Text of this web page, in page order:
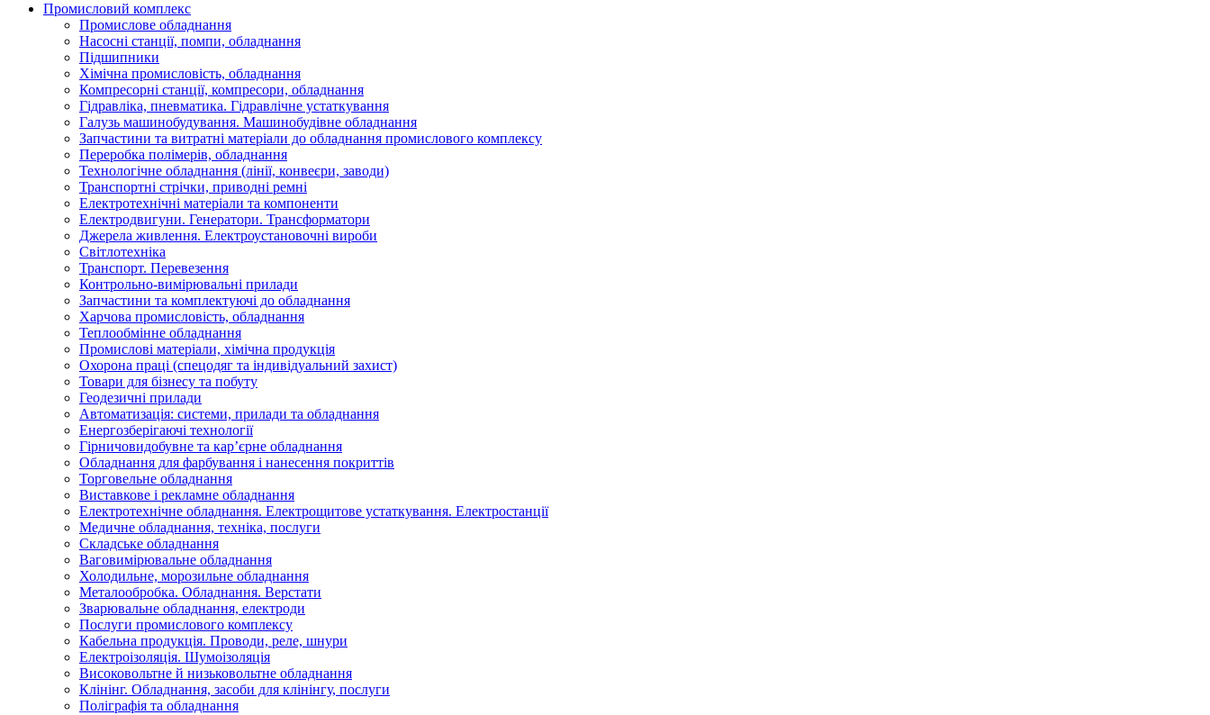
Промисловий комплекс
Промислове обладнання
Насосні станції, помпи, обладнання
Підшипники
Хімічна промисловість, обладнання
Компресорні станції, компресори, обладнання
Гідравліка, пневматика. Гідравлічне устаткування
Галузь машинобудування. Машинобудівне обладнання
Запчастини та витратні матеріали до обладнання промислового комплексу
Переробка полімерів, обладнання
Технологічне обладнання (лінії, конвеєри, заводи)
Транспортні стрічки, приводні ремні
Електротехнічні матеріали та компоненти
Електродвигуни. Генератори. Трансформатори
Джерела живлення. Електроустановочні вироби
Світлотехніка
Транспорт. Перевезення
Контрольно-вимірювальні прилади
Запчастини та комплектуючі до обладнання
Харчова промисловість, обладнання
Теплообмінне обладнання
Промислові матеріали, хімічна продукція
Охорона праці (спецодяг та індивідуальний захист)
Товари для бізнесу та побуту
Геодезичні прилади
Автоматизація: системи, прилади та обладнання
Енергозберігаючі технології
Гірничовидобувне та кар’єрне обладнання
Обладнання для фарбування і нанесення покриттів
Торговельне обладнання
Виставкове і рекламне обладнання
Електротехнічне обладнання. Електрощитове устаткування. Електростанції
Медичне обладнання, техніка, послуги
Складське обладнання
Ваговимірювальне обладнання
Холодильне, морозильне обладнання
Металообробка. Обладнання. Верстати
Зварювальне обладнання, електроди
Послуги промислового комплексу
Кабельна продукція. Проводи, реле, шнури
Електроізоляція. Шумоізоляція
Високовольтне й низьковольтне обладнання
Клінінг. Обладнання, засоби для клінінгу, послуги
Поліграфія та обладнання